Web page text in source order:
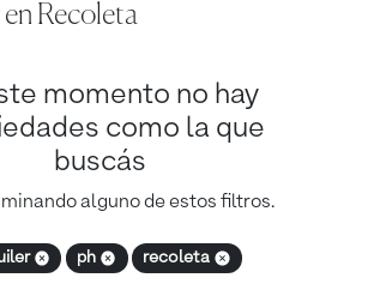
Recoleta
momento no hay
como la que
buscás
alguno de estos filtros.
ph recoleta